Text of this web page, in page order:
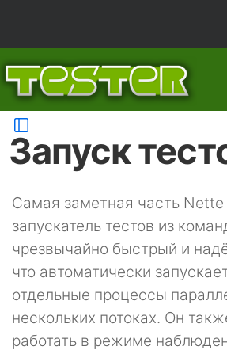
Запуск
Самая заметная часть Nette
запускатель тестов из
чрезвычайно быстрый и
что автоматически
отдельные процессы
нескольких потоках. Он
работать в режиме